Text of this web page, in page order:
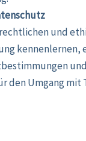
und
kennenlernen,
den Umgang mit